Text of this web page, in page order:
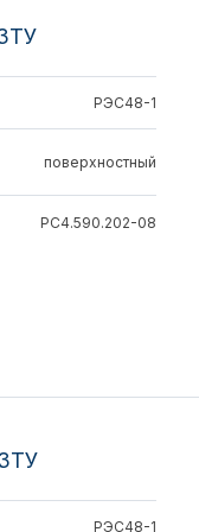
РЭС48-1
поверхностный
РС4.590.202-08
РЭС48-1